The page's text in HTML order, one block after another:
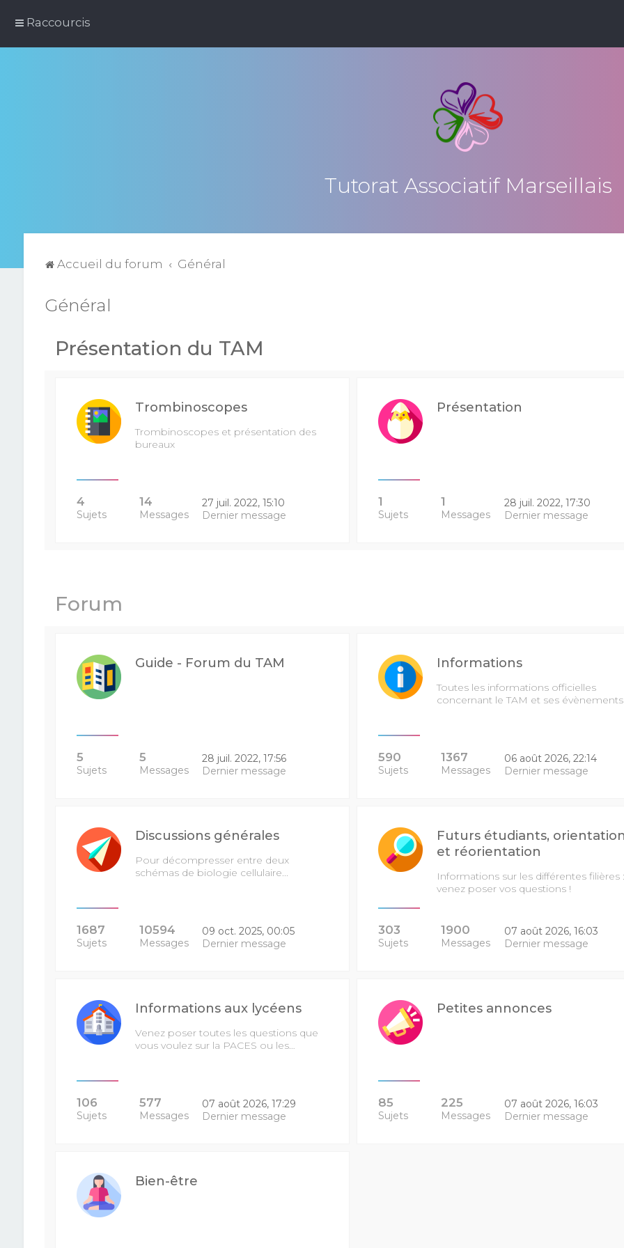
Raccourcis
Tutorat Associatif Marseillais
Accueil du forum Général
Général
Présentation du TAM
Trombinoscopes
Trombinoscopes et présentation des
bureaux
4
Sujets
14
Messages
27 juil. 2022, 15:10
Dernier message
Présentation
1
Sujets
1
Messages
28 juil. 2022, 17:30
Dernier message
Forum
Guide - Forum du TAM
5
Sujets
5
Messages
28 juil. 2022, 17:56
Dernier message
Informations
Toutes les informations officielles
concernant le TAM et ses évènements
590
Sujets
1367
Messages
06 août 2026, 22:14
Dernier message
Discussions générales
Pour décompresser entre deux
schémas de biologie cellulaire...
1687
Sujets
10594
Messages
09 oct. 2025, 00:05
Dernier message
Futurs étudiants,
et réorientation
Informations sur les différentes filières :
venez poser vos questions !
303
Sujets
1900
Messages
07 août 2026, 16:03
Dernier message
Informations aux lycéens
Venez poser toutes les questions que
vous voulez sur la PACES ou les…
106
Sujets
577
Messages
07 août 2026, 17:29
Dernier message
Petites annonces
85
Sujets
225
Messages
07 août 2026, 16:03
Dernier message
Bien-être